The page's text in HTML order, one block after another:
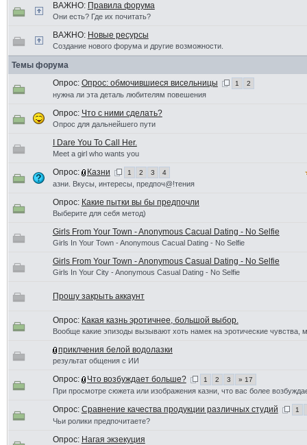
ВАЖНО: Правила форума
Они есть? Где их почитать?
ВАЖНО: Новые ресурсы
Создание нового форума и другие возможности.
Темы форума
Опрос: Опрос: обмочившиеся висельницы 1 2
нужна ли эта деталь любителям повешения
Опрос: Что с ними сделать?
Опрос для дальнейшего пути
I Dare You To Call Her.
Meet a girl who wants you
Опрос: Казни 1 2 3 4
азни. Вкусы, интересы, предпоч@!тения
Опрос: Какие пытки вы бы предпочли
Выберите для себя метод)
Girls From Your Town - Anonymous Cacual Dating - No Selfie
Girls In Your Town - Anonymous Cacual Dating - No Selfie
Girls From Your Town - Anonymous Casual Dating - No Selfie
Girls In Your City - Anonymous Casual Dating - No Selfie
Прошу закрыть аккаунт
Опрос: Какая казнь эротичнее, большой выбор.
Вообще какие эпизоды вызывают хоть намек на эротические чувства,
приклчения белой водолазки
результат общения с ИИ
Опрос: Что возбуждает больше? 1 2 3 » 17
При просмотре сюжета или изображения казни, что вас более
Опрос: Сравнение качества продукции различных студий 1
Чьи ролики предпочитаете?
Опрос: Нагая экзекуция